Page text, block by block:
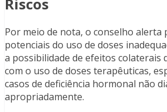
Riscos
Por meio de nota, o conselho alerta
potenciais do uso de doses
a possibilidade de efeitos colaterais
com o uso de doses terapêuticas,
casos de deficiência hormonal não
apropriadamente.